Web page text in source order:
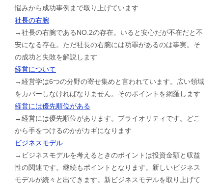
悩みから成功事例まで取り上げています
社長の右腕
→社長の右腕であるNO.2の存在。いると安心だが不在だと不
安になる存在。ただ社長の右腕には功罪があるのは事実。そ
の成功と失敗を解説します
経営について
→経営学は6つの分野の寄せ集めと言われています。広い領域
をカバーしなければなりません。そのポイントを網羅します
経営には優先順位がある
→経営には優先順位があります。プライオリティです。どこ
から手をつけるのかがカギになります
ビジネスモデル
→ビジネスモデルを考えるときのポイントは投資金額と収益
性の関連です。継続もポイントとなります。新しいビジネス
モデルが続々と出てきます。新ビジネスモデルを取り上げて